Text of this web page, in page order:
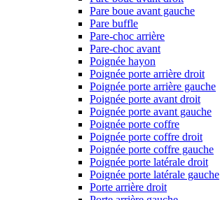
Pare boue avant gauche
Pare buffle
Pare-choc arrière
Pare-choc avant
Poignée hayon
Poignée porte arrière droit
Poignée porte arrière gauche
Poignée porte avant droit
Poignée porte avant gauche
Poignée porte coffre
Poignée porte coffre droit
Poignée porte coffre gauche
Poignée porte latérale droit
Poignée porte latérale gauche
Porte arrière droit